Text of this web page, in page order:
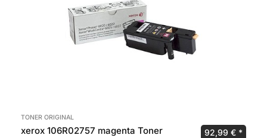
TONER ORIGINAL
xerox 106R02757 magenta Toner Ursprünglicher
92,99 €